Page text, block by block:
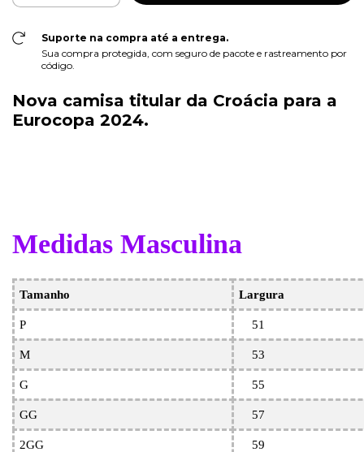
Suporte na compra até a entrega.
Sua compra protegida, com seguro de pacote e rastreamento por
código.
Nova camisa titular da Croácia para a
Eurocopa 2024.
Medidas Masculina
Tamanho Largura
P 51
M 53
G 55
GG 57
2GG 59